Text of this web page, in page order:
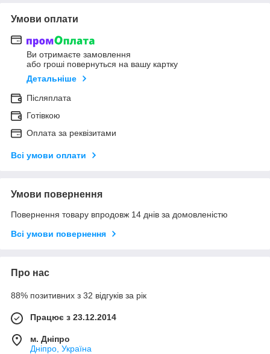
Умови оплати
Ви отримаєте замовлення
або гроші повернуться на вашу картку
Детальніше
Післяплата
Готівкою
Оплата за реквізитами
Всі умови оплати
Умови повернення
Повернення товару впродовж 14 днів за домовленістю
Всі умови повернення
Про нас
88% позитивних з 32 відгуків за рік
Працює з 23.12.2014
м. Дніпро
Дніпро, Україна